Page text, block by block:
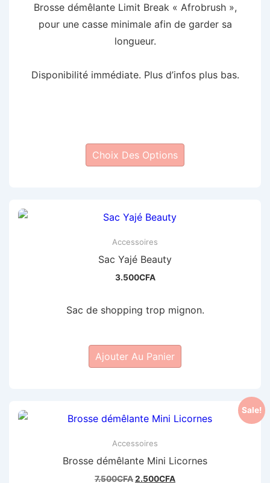
Brosse démêlante Limit Break « Afrobrush »,
pour une casse minimale afin de garder sa
longueur.
Disponibilité immédiate. Plus d’infos plus bas.
Choix Des Options
sur
Accessoires
Sac Yajé Beauty
3.500CFA
Sac de shopping trop mignon.
Ajouter Au Panier
Sale!
Accessoires
Brosse démêlante Mini Licornes
7.500CFALe
2.500CFA